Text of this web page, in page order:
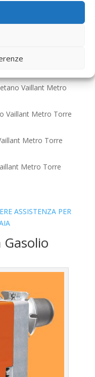
Metano Vaillant
Vaillant Metro
Metro Torre
Vaillant Metro
Vaillant Metro Torre
Metro Torre
Metro Torre
ASSISTENZA PER
Gasolio